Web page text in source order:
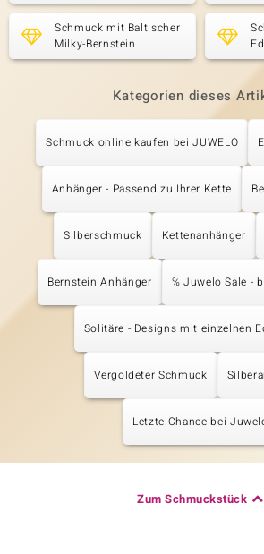
Schmuck mit Baltischer
Milky-Bernstein
Kategorien dieses
Schmuck online kaufen bei JUWELO
Anhänger - Passend zu Ihrer Kette
Silberschmuck Kettenanhänger
Bernstein Anhänger % Juwelo Sale -
Solitäre - Designs mit einzelnen
Vergoldeter Schmuck
Letzte Chance bei
Zum Schmuckstück